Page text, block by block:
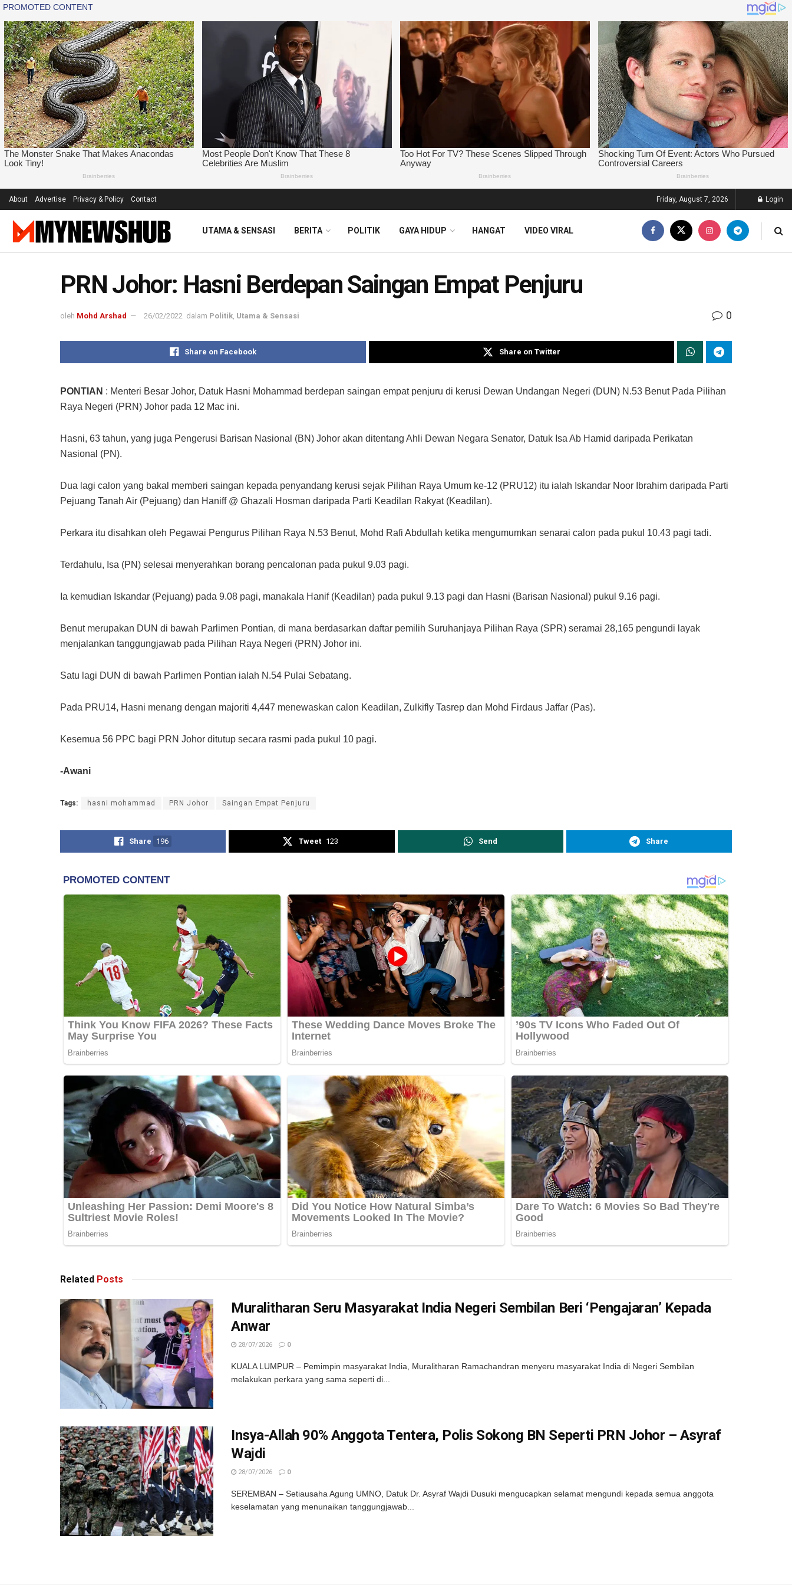
About Advertise Privacy & Policy Contact Friday, August 7, 2026 Login
UTAMA & SENSASI BERITA POLITIK GAYA HIDUP HANGAT VIDEO VIRAL
PRN Johor: Hasni Berdepan Saingan Empat Penjuru
oleh Mohd Arshad 26/02/2022 dalam Politik Utama & Sensasi 0
Share on Facebook Share on Twitter
PONTIAN : Menteri Besar Johor, Datuk Hasni Mohammad berdepan saingan empat penjuru di kerusi Dewan Undangan Negeri (DUN) N.53 Benut Pada Pilihan
Raya Negeri (PRN) Johor pada 12 Mac ini.
Hasni, 63 tahun, yang juga Pengerusi Barisan Nasional (BN) Johor akan ditentang Ahli Dewan Negara Senator, Datuk Isa Ab Hamid daripada Perikatan
Nasional (PN).
Dua lagi calon yang bakal memberi saingan kepada penyandang kerusi sejak Pilihan Raya Umum ke-12 (PRU12) itu ialah Iskandar Noor Ibrahim daripada Parti
Pejuang Tanah Air (Pejuang) dan Haniff @ Ghazali Hosman daripada Parti Keadilan Rakyat (Keadilan).
Perkara itu disahkan oleh Pegawai Pengurus Pilihan Raya N.53 Benut, Mohd Rafi Abdullah ketika mengumumkan senarai calon pada pukul 10.43 pagi tadi.
Terdahulu, Isa (PN) selesai menyerahkan borang pencalonan pada pukul 9.03 pagi.
Ia kemudian Iskandar (Pejuang) pada 9.08 pagi, manakala Hanif (Keadilan) pada pukul 9.13 pagi dan Hasni (Barisan Nasional) pukul 9.16 pagi.
Benut merupakan DUN di bawah Parlimen Pontian, di mana berdasarkan daftar pemilih Suruhanjaya Pilihan Raya (SPR) seramai 28,165 pengundi layak
menjalankan tanggungjawab pada Pilihan Raya Negeri (PRN) Johor ini.
Satu lagi DUN di bawah Parlimen Pontian ialah N.54 Pulai Sebatang.
Pada PRU14, Hasni menang dengan majoriti 4,447 menewaskan calon Keadilan, Zulkifly Tasrep dan Mohd Firdaus Jaffar (Pas).
Kesemua 56 PPC bagi PRN Johor ditutup secara rasmi pada pukul 10 pagi.
-Awani
Tags: hasni mohammad PRN Johor Saingan Empat Penjuru
Share 196 Tweet 123 Send Share
Related Posts
Muralitharan Seru Masyarakat India Negeri Sembilan Beri ‘Pengajaran’ Kepada
Anwar
28/07/2026 0
KUALA LUMPUR – Pemimpin masyarakat India, Muralitharan Ramachandran menyeru masyarakat India di Negeri Sembilan
melakukan perkara yang sama seperti di...
Insya-Allah 90% Anggota Tentera, Polis Sokong BN Seperti PRN Johor – Asyraf
Wajdi
28/07/2026 0
SEREMBAN – Setiausaha Agung UMNO, Datuk Dr. Asyraf Wajdi Dusuki mengucapkan selamat mengundi kepada semua anggota
keselamatan yang menunaikan tanggungjawab...